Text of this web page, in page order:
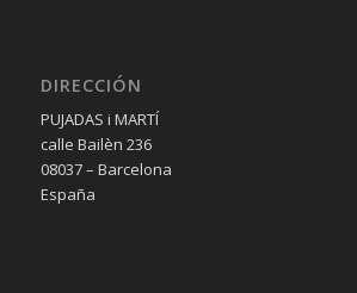
DIRECCIÓN
PUJADAS i MARTÍ
calle Bailèn 236
08037 – Barcelona
España